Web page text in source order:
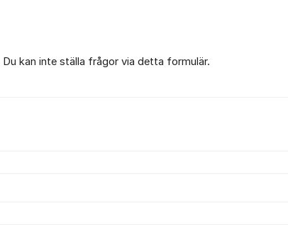
kan inte ställa frågor via detta formulär.